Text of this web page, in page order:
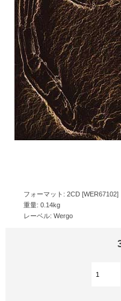
フォーマット: 2CD [WER67102]
重量: 0.14kg
レーベル: Wergo